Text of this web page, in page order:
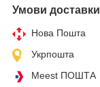
Умови доставки
Нова Пошта
Укрпошта
Meest ПОШТА